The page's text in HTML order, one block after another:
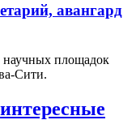
авангард
научных площадок
Сити.
интересные